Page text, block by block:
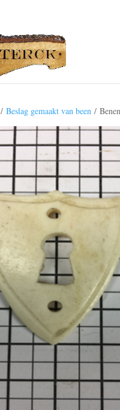
/Beslag gemaakt van been /